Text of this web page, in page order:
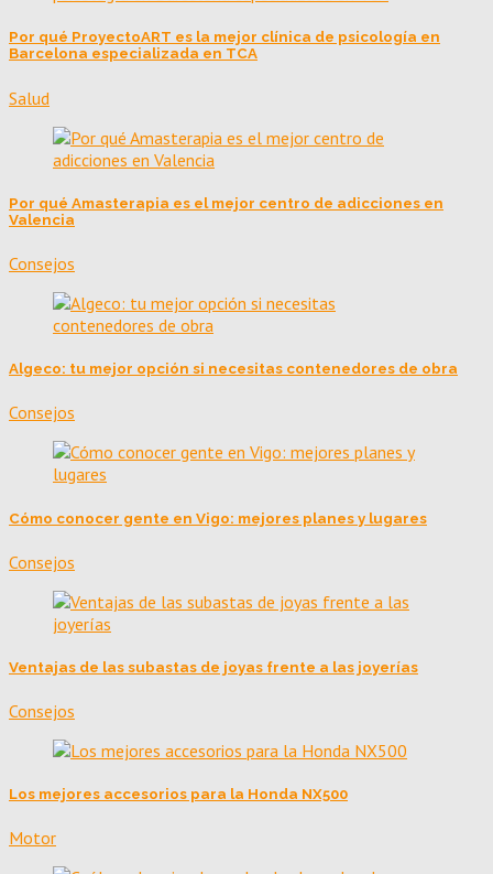
Por qué ProyectoART es la mejor clínica de psicología en
Barcelona especializada en TCA
Salud
Por qué Amasterapia es el mejor centro de adicciones en
Valencia
Consejos
Algeco: tu mejor opción si necesitas contenedores de obra
Consejos
Cómo conocer gente en Vigo: mejores planes y lugares
Consejos
Ventajas de las subastas de joyas frente a las joyerías
Consejos
Los mejores accesorios para la Honda NX500
Motor